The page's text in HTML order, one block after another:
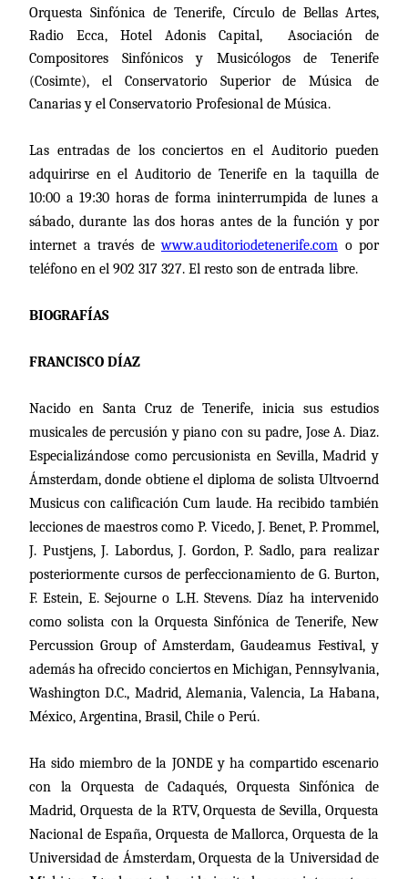
Orquesta Sinfónica de Tenerife, Círculo de Bellas Artes,
Radio Ecca, Hotel Adonis Capital,
Asociación de
Compositores Sinfónicos y Musicólogos de Tenerife
(Cosimte), el Conservatorio Superior de Música de
Canarias y el Conservatorio Profesional de Música.
Las entradas de los conciertos en el Auditorio pueden
adquirirse en el Auditorio de Tenerife en la taquilla de
10:00 a 19:30 horas de forma ininterrumpida de lunes a
sábado, durante las dos horas antes de la función y por
internet a través dewww.auditoriodetenerife.com o por
teléfono en el 902 317 327. El resto son de entrada libre.
BIOGRAFÍAS
FRANCISCO DÍAZ
Nacido en Santa Cruz de Tenerife, inicia sus estudios
musicales de percusión y piano con su padre, Jose A. Diaz.
Especializándose como percusionista en Sevilla, Madrid y
Ámsterdam, donde obtiene el diploma de solista Ultvoernd
Musicus con calificación Cum laude. Ha recibido también
lecciones de maestros como P. Vicedo, J. Benet, P. Prommel,
J. Pustjens, J. Labordus, J. Gordon, P. Sadlo, para realizar
posteriormente cursos de perfeccionamiento de G. Burton,
F. Estein, E. Sejourne o L.H. Stevens. Díaz ha intervenido
como solista con la Orquesta Sinfónica de Tenerife, New
Percussion Group of Amsterdam, Gaudeamus Festival, y
además ha ofrecido conciertos en Michigan, Pennsylvania,
Washington D.C., Madrid, Alemania, Valencia, La Habana,
México, Argentina, Brasil, Chile o Perú.
Ha sido miembro de la JONDE y ha compartido escenario
con la Orquesta de Cadaqués, Orquesta Sinfónica de
Madrid, Orquesta de la RTV, Orquesta de Sevilla, Orquesta
Nacional de España, Orquesta de Mallorca, Orquesta de la
Universidad de Ámsterdam, Orquesta de la Universidad de